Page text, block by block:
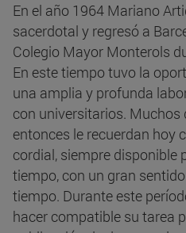
En el año 1964 Mariano
sacerdotal y regresó a
Colegio Mayor Monterols
En este tiempo tuvo la
una amplia y profunda
con universitarios.
entonces le recuerdan hoy
cordial, siempre disponible
tiempo, con un gran
tiempo. Durante este
hacer compatible su tarea